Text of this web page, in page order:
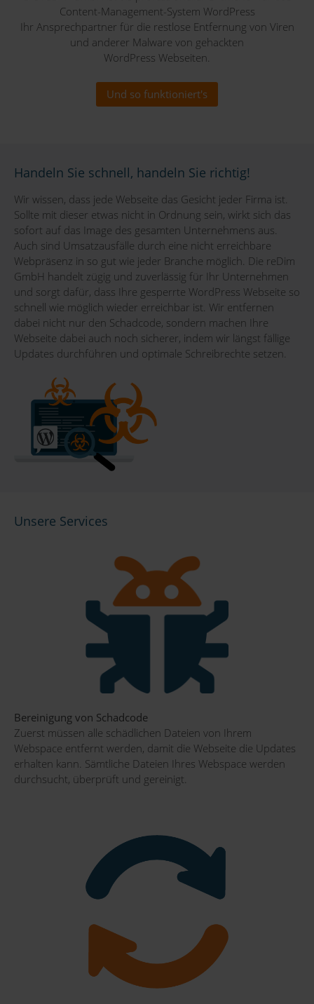
Content-Management-System WordPress
Ihr Ansprechpartner für die restlose Entfernung von Viren
und anderer Malware von gehackten
WordPress Webseiten.
Und so funktioniert's
Handeln Sie schnell, handeln Sie richtig!
Wir wissen, dass jede Webseite das Gesicht jeder Firma ist.
Sollte mit dieser etwas nicht in Ordnung sein, wirkt sich das
sofort auf das Image des gesamten Unternehmens aus.
Auch sind Umsatzausfälle durch eine nicht erreichbare
Webpräsenz in so gut wie jeder Branche möglich. Die reDim
GmbH handelt zügig und zuverlässig für Ihr Unternehmen
und sorgt dafür, dass Ihre gesperrte WordPress Webseite so
schnell wie möglich wieder erreichbar ist. Wir entfernen
dabei nicht nur den Schadcode, sondern machen Ihre
Webseite dabei auch noch sicherer, indem wir längst fällige
Updates durchführen und optimale Schreibrechte setzen.
Unsere Services
Bereinigung von Schadcode
Zuerst müssen alle schädlichen Dateien von Ihrem
Webspace entfernt werden, damit die Webseite die Updates
erhalten kann. Sämtliche Dateien Ihres Webspace werden
durchsucht, überprüft und gereinigt.